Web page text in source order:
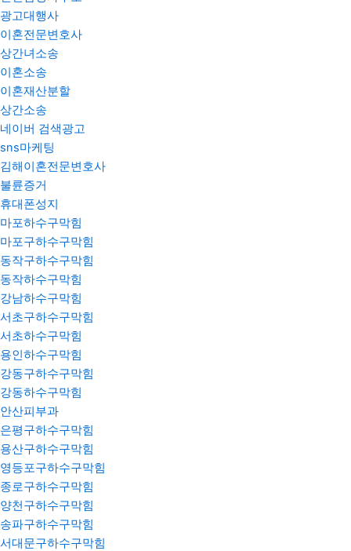
광고대행사
이혼전문변호사
상간녀소송
이혼소송
이혼재산분할
상간소송
네이버 검색광고
sns마케팅
김해이혼전문변호사
불륜증거
휴대폰성지
마포하수구막힘
마포구하수구막힘
동작구하수구막힘
동작하수구막힘
강남하수구막힘
서초구하수구막힘
서초하수구막힘
용인하수구막힘
강동구하수구막힘
강동하수구막힘
안산피부과
은평구하수구막힘
용산구하수구막힘
영등포구하수구막힘
종로구하수구막힘
양천구하수구막힘
송파구하수구막힘
서대문구하수구막힘